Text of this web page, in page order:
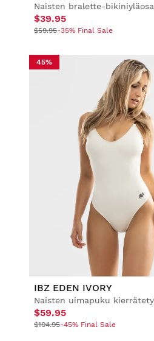
Naisten bralette-bikiniyläosa
$39.95
$59.95-35% Final Sale
45%
IBZ EDEN IVORY
$59.95
$104.95-45% Final Sale